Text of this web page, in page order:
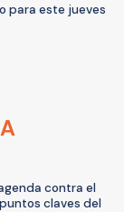
para este jueves
contra el
claves del